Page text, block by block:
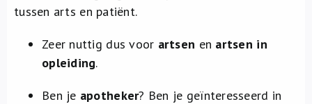
tussen arts en patiënt.
Zeer nuttig dus voor artsen en artsen in
opleiding.
Ben je apotheker? Ben je geïnteresseerd in